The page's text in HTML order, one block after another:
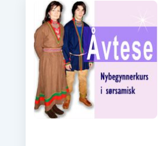
sámegiella
praktihkalaš
doaimmaid
bokte[:yj]Saal 2
(Copy)[:ya]Saal 2
(Copy)[:en] (Copy)
(Copy)[:fi] (Copy)
(Copy)[:]